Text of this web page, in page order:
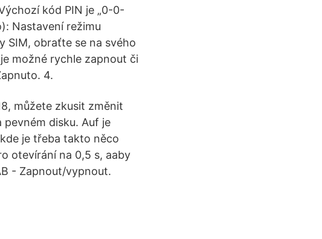
kód PIN je „0-0-
Nastavení režimu
SIM, obraťte se na svého
možné rychle zapnout či
4.
můžete zkusit změnit
disku. Auf je
je třeba takto něco
otevírání na 0,5 s, aaby
- Zapnout/vypnout.